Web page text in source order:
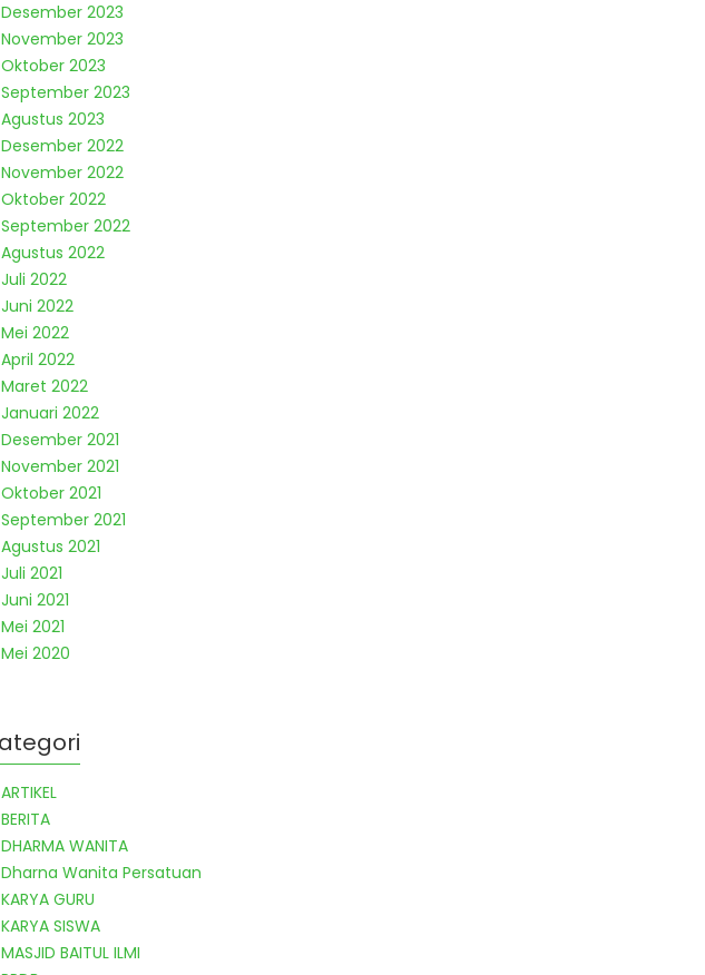
Desember 2023
November 2023
Oktober 2023
September 2023
Agustus 2023
Desember 2022
November 2022
Oktober 2022
September 2022
Agustus 2022
Juli 2022
Juni 2022
Mei 2022
April 2022
Maret 2022
Januari 2022
Desember 2021
November 2021
Oktober 2021
September 2021
Agustus 2021
Juli 2021
Juni 2021
Mei 2021
Mei 2020
ARTIKEL
BERITA
DHARMA WANITA
Dharna Wanita Persatuan
KARYA GURU
KARYA SISWA
MASJID BAITUL ILMI